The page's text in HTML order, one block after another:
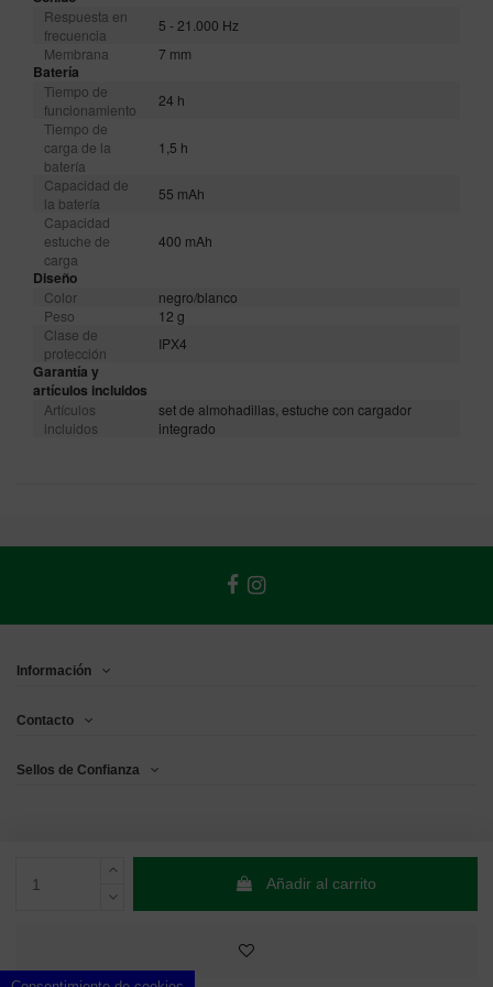
Añadir al carrito
Respuesta en
frecuencia
5 - 21.000 Hz
Membrana
7 mm
Batería
Tiempo de
funcionamiento
24 h
Tiempo de
carga de la
batería
1,5 h
Capacidad de
la batería
55 mAh
Capacidad
estuche de
carga
400 mAh
Diseño
Color
negro/blanco
Peso
12 g
Clase de
protección
IPX4
Garantía y
artículos incluidos
Artículos
incluidos
set de almohadillas, estuche con cargador
integrado
Información
Contacto
Sellos de Confianza